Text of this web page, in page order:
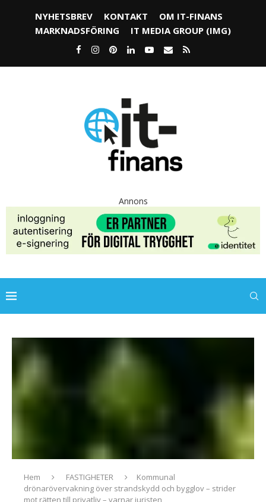
NYHETSBREV KONTAKT
OM IT-FINANS
MARKNADSFÖRING
IT MEDIA GROUP (IMG)
Annons
Hem FASTIGHETER
Kommunal
drönarövervakning över strandskydd och bygglov – strider
mot rätten till privatliv – varnar juristen